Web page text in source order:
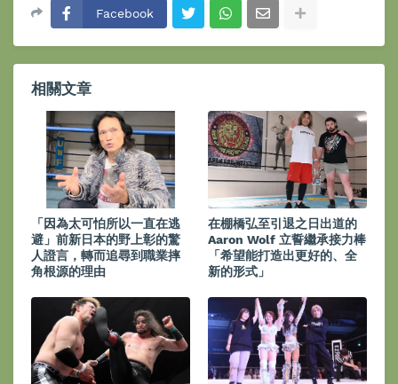
Facebook
相關文章
「因為太可怕所以一直在逃
避」前新日本的野上彰的驚
人證言，轉而追尋到職業摔
角根源的理由
在棚橋弘至引退之日出道的
Aaron Wolf 立誓繼承接力棒
「希望能打造出更好的、全
新的形式」